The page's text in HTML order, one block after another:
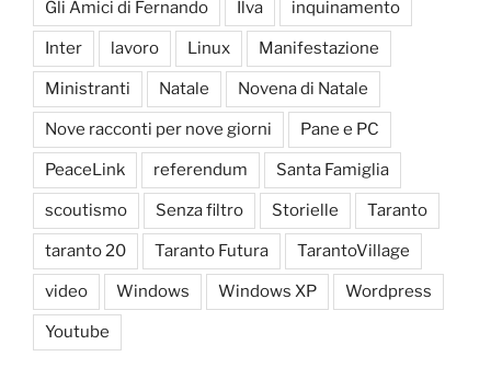
Gli Amici di Fernando Ilva inquinamento
Inter lavoro Linux Manifestazione
Ministranti Natale Novena di Natale
Nove racconti per nove giorni Pane e PC
PeaceLink referendum Santa Famiglia
scoutismo Senza filtro Storielle Taranto
taranto 20 Taranto Futura TarantoVillage
video Windows Windows XP Wordpress
Youtube